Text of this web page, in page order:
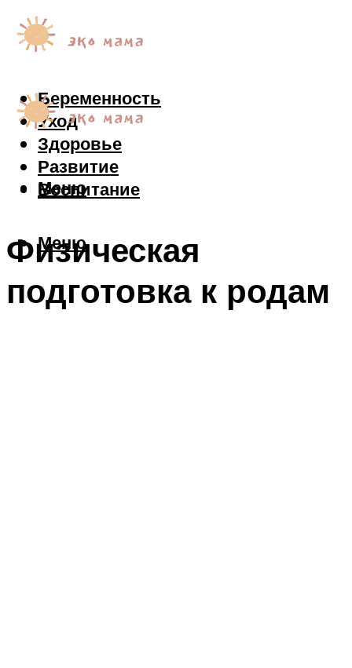
Беременность
Уход
Здоровье
Развитие
Воспитание
Меню
Меню
Физическая
подготовка к родам